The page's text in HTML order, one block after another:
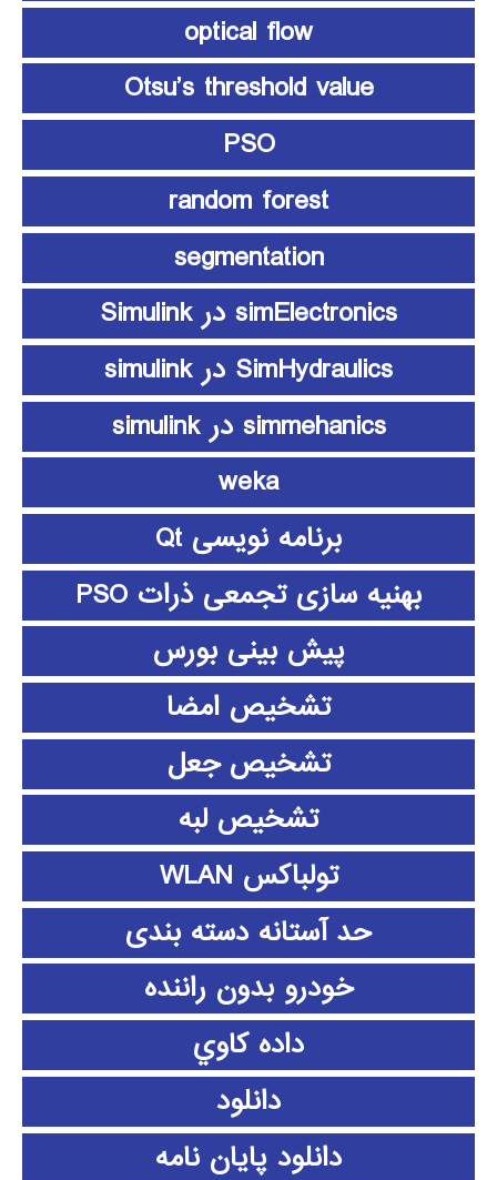
optical flow
Otsu’s threshold value
PSO
random forest
segmentation
simElectronics در Simulink
SimHydraulics در simulink
simmehanics در simulink
weka
برنامه نویسی Qt
بهنیه سازی تجمعی ذرات PSO
پیش بینی بورس
تشخیص امضا
تشخیص جعل
تشخیص لبه
تولباکس WLAN
حد آستانه دسته بندی
خودرو بدون راننده
داده كاوي
دانلود
دانلود پايان نامه